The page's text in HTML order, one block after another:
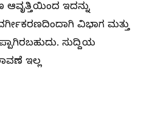
ಇದನ್ನು
ವಿಭಾಗ ಮತ್ತು
ಸುದ್ದಿಯ
ಇಲ್ಲ